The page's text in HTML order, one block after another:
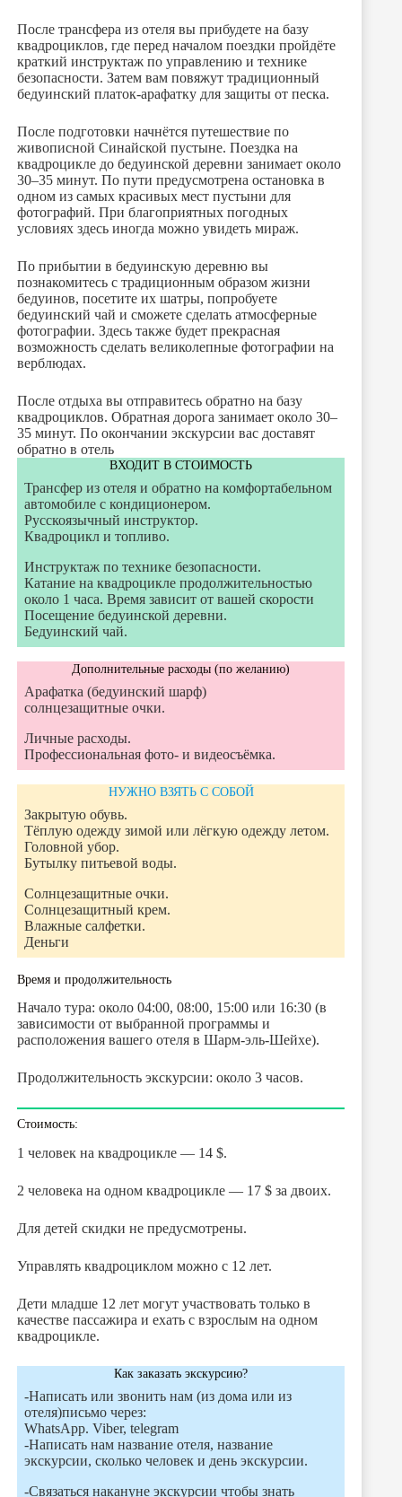
После трансфера из отеля вы прибудете на базу
квадроциклов, где перед началом поездки пройдёте
краткий инструктаж по управлению и технике
безопасности. Затем вам повяжут традиционный
бедуинский платок-арафатку для защиты от песка.
После подготовки начнётся путешествие по
живописной Синайской пустыне. Поездка на
квадроцикле до бедуинской деревни занимает около
30–35 минут. По пути предусмотрена остановка в
одном из самых красивых мест пустыни для
фотографий. При благоприятных погодных
условиях здесь иногда можно увидеть мираж.
По прибытии в бедуинскую деревню вы
познакомитесь с традиционным образом жизни
бедуинов, посетите их шатры, попробуете
бедуинский чай и сможете сделать атмосферные
фотографии. Здесь также будет прекрасная
возможность сделать великолепные фотографии на
верблюдах.
После отдыха вы отправитесь обратно на базу
квадроциклов. Обратная дорога занимает около 30–
35 минут. По окончании экскурсии вас доставят
обратно в отель
ВХОДИТ В СТОИМОСТЬ
Трансфер из отеля и обратно на комфортабельном
автомобиле с кондиционером.
Русскоязычный инструктор.
Квадроцикл и топливо.
Инструктаж по технике безопасности.
Катание на квадроцикле продолжительностью
около 1 часа. Время зависит от вашей скорости
Посещение бедуинской деревни.
Бедуинский чай.
Дополнительные расходы (по желанию)
Арафатка (бедуинский шарф)
солнцезащитные очки.
Личные расходы.
Профессиональная фото- и видеосъёмка.
НУЖНО ВЗЯТЬ С СОБОЙ
Закрытую обувь.
Тёплую одежду зимой или лёгкую одежду летом.
Головной убор.
Бутылку питьевой воды.
Солнцезащитные очки.
Солнцезащитный крем.
Влажные салфетки.
Деньги
Время и продолжительность
Начало тура: около 04:00, 08:00, 15:00 или 16:30 (в
зависимости от выбранной программы и
расположения вашего отеля в Шарм-эль-Шейхе).
Продолжительность экскурсии: около 3 часов.
Стоимость:
1 человек на квадроцикле — 14 $.
2 человека на одном квадроцикле — 17 $ за двоих.
Для детей скидки не предусмотрены.
Управлять квадроциклом можно с 12 лет.
Дети младше 12 лет могут участвовать только в
качестве пассажира и ехать с взрослым на одном
квадроцикле.
Как заказать экскурсию?
-Написать или звонить нам (из дома или из
отеля)письмо через:
WhatsApp. Viber, telegram
-Написать нам название отеля, название
экскурсии, сколько человек и день экскурсии.
-Связаться накануне экскурсии чтобы знать